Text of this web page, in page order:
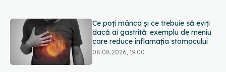
Ce poți mânca și ce trebuie să eviți
dacă ai gastrită: exemplu de meniu
care reduce inflamația stomacului
08.08.2026, 19:00